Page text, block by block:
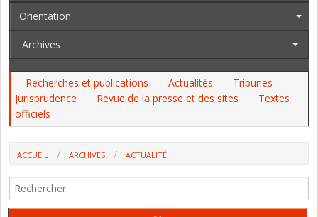
Orientation
Archives
Recherches et publications Actualités
Tribunes
Jurisprudence
Revue de la presse et des sites
Textes
officiels
ACCUEIL ARCHIVES
ACTUALITÉ
DE FRANCE (A. COFFINIER À TOUTEDUC)